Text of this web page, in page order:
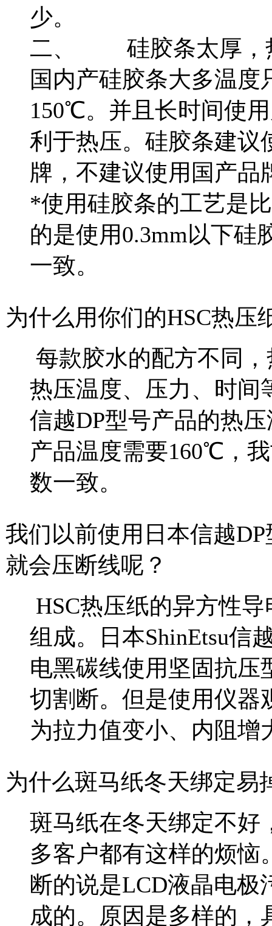
少。
二、
硅胶条太厚
国内产硅胶条大多温
150℃。并且长时间使
利于热压。硅胶条建议
牌，不建议使用国产品
*使用硅胶条的工艺是
的是使用0.3mm以下硅
一致。
为什么用你们的HSC热压
每款胶水的配方不同
热压温度、压力、时间
信越DP型号产品的热
产品温度需要160℃，
数一致。
我们以前使用日本信越
就会压断线呢？
HSC热压纸的异方性
组成。日本ShinEtsu信
电黑碳线使用坚固抗压
切割断。但是使用仪器
为拉力值变小、内阻增
为什么斑马纸冬天绑定易
斑马纸在冬天绑定不好
多客户都有这样的烦恼
断的说是LCD液晶电极
成的。原因是多样的，